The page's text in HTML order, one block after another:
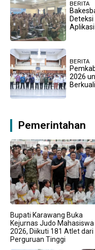
BERITA
Aplikasi
BERITA
2026
Pemerintahan
Bupati Karawang Buka
Kejurnas Judo Mahasiswa
2026, Diikuti 181 Atlet dari
Perguruan Tinggi